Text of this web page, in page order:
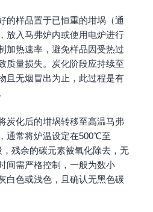
的样品置于已恒重的坩埚（通
放入马弗炉内或使用电炉进行
加热速率，避免样品因受热过
质量损失。炭化阶段应持续至
且无烟冒出为止，此过程是有
炭化后的坩埚转移至高温马弗
通常将炉温设定在500℃至
残余的碳元素被氧化除去，无
间需严格控制，一般为数小
白色或浅色，且确认无黑色碳